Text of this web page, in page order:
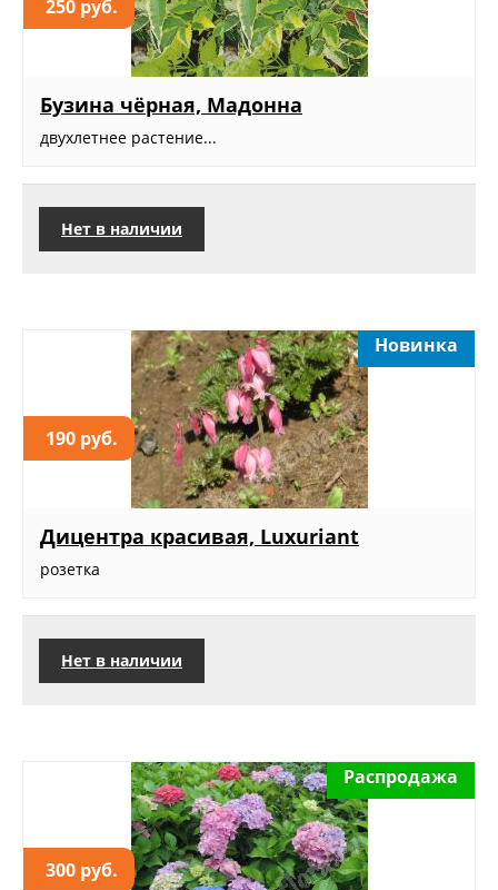
250 руб.
Бузина чёрная, Мадонна
двухлетнее растение...
Нет в наличии
190 руб.
Новинка
Дицентра красивая, Luxuriant
розетка
Нет в наличии
300 руб.
Распродажа